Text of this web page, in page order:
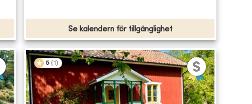
Se kalendern för tillgänglighet
5 (1 )